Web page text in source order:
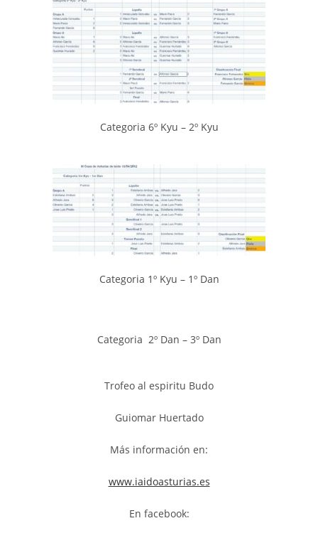
Categoria 6º Kyu – 2º Kyu
Categoria 1º Kyu – 1º Dan
Categoria 2º Dan – 3º Dan
Trofeo al espiritu Budo
Guiomar Huertado
Más información en:
www.iaidoasturias.es
En facebook: